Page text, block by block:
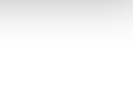
sunulması
sizlere yönelik
detaylı bilgi için Ayarlar